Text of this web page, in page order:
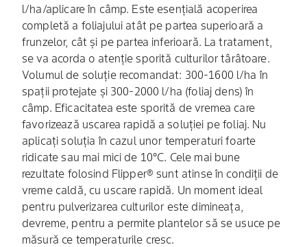
l/ha/aplicare în câmp. Este esențială acoperirea
completă a foliajului atât pe partea superioară a
frunzelor, cât și pe partea inferioară. La tratament,
se va acorda o atenție sporită culturilor târâtoare.
Volumul de soluție recomandat: 300-1600 l/ha în
spații protejate și 300-2000 l/ha (foliaj dens) în
câmp. Eficacitatea este sporită de vremea care
favorizează uscarea rapidă a soluției pe foliaj. Nu
aplicați soluția în cazul unor temperaturi foarte
ridicate sau mai mici de 10°C. Cele mai bune
rezultate folosind Flipper® sunt atinse în condiții de
vreme caldă, cu uscare rapidă. Un moment ideal
pentru pulverizarea culturilor este dimineața,
devreme, pentru a permite plantelor să se usuce pe
măsură ce temperaturile cresc.